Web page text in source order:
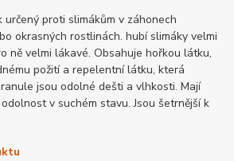
určený proti slimákům v záhonech
okrasných rostlinách. hubí slimáky velmi
ně velmi lákavé. Obsahuje hořkou látku,
požití a repelentní látku, která
jsou odolné dešti a vlhkosti. Mají
v suchém stavu. Jsou šetrnější k